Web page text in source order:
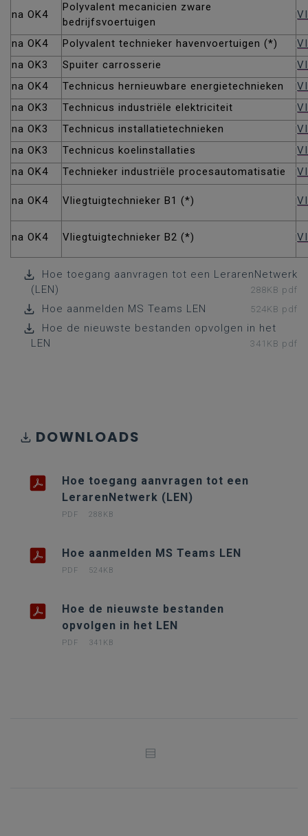
na OK4
Polyvalent mecanicien zware
bedrijfsvoertuigen
na OK4 Polyvalent technieker havenvoertuigen (*)
na OK3
Spuiter carrosserie
na OK4
Technicus hernieuwbare energietechnieken
na OK3
Technicus industriële elektriciteit
na OK3
Technicus installatietechnieken
na OK3
Technicus koelinstallaties
na OK4
Technieker industriële procesautomatisatie
na OK4 Vliegtuigtechnieker B1 (*)
na OK4 Vliegtuigtechnieker B2 (*)
Hoe toegang aanvragen tot een LerarenNetwerk
(LEN)
288KB pdf
Hoe aanmelden MS Teams LEN 524KB pdf
Hoe de nieuwste bestanden opvolgen in het
LEN
341KB pdf
DOWNLOADS
Hoe toegang aanvragen tot een
LerarenNetwerk (LEN)
PDF 288KB
Hoe aanmelden MS Teams LEN
PDF 524KB
Hoe de nieuwste bestanden
opvolgen in het LEN
PDF 341KB